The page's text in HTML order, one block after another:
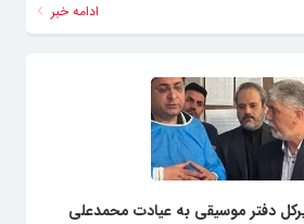
ادامه خبر
دفتر موسیقی به عیادت محمدعلی